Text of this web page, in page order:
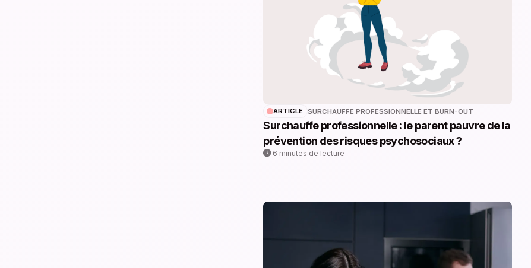
ARTICLE SURCHAUFFE PROFESSIONNELLE ET BURN-OUT
Surchauffe professionnelle : le parent pauvre de la
prévention des risques psychosociaux ?
6 minutes de lecture